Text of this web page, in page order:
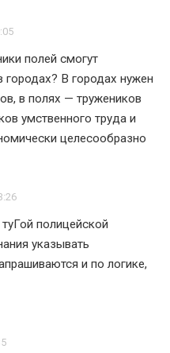
полей смогут
городах? В городах нужен
в полях — тружеников
умственного труда и
целесообразно
полицейской
указывать
и по логике,